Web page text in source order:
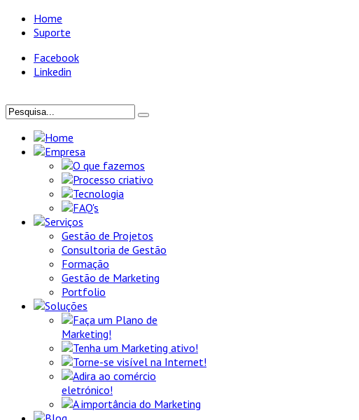
Home
Suporte
Facebook
Linkedin
Home
Empresa
O que fazemos
Processo criativo
Tecnologia
FAQ's
Serviços
Gestão de Projetos
Consultoria de Gestão
Formação
Gestão de Marketing
Portfolio
Soluções
Faça um Plano de
Marketing!
Tenha um Marketing ativo!
Torne-se visível na Internet!
Adira ao comércio
eletrónico!
A importância do Marketing